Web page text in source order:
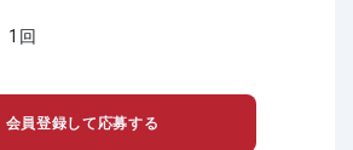
1回
会員登録して応募する